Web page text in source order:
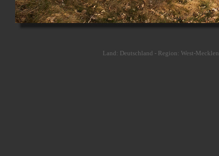
Land: Deutschland - Region: West-